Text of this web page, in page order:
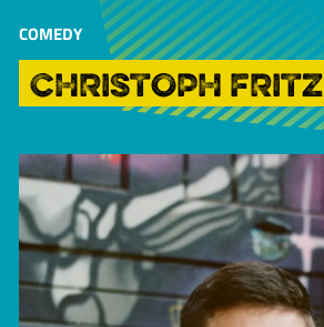
COMEDY
CHRISTOPH FRITZ